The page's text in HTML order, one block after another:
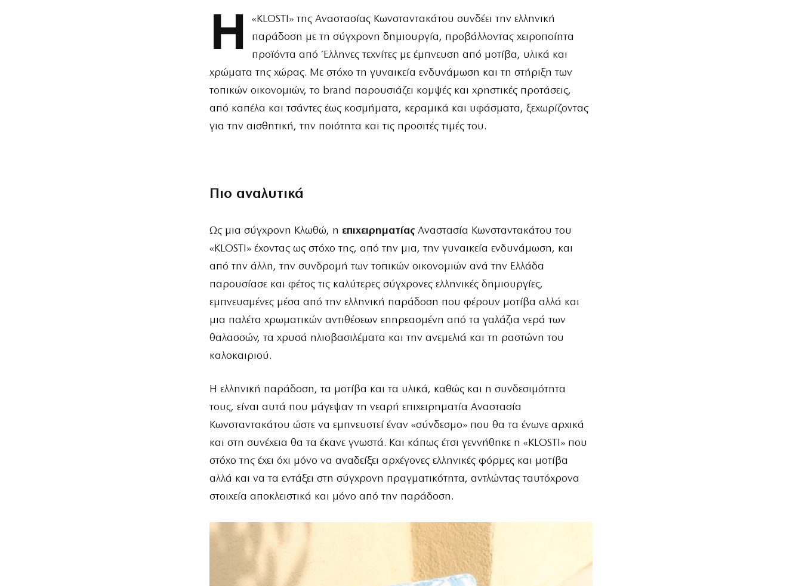
Η
«KLOSTI» της Αναστασίας Κωνσταντακάτου συνδέει την ελληνική
παράδοση με τη σύγχρονη δημιουργία, προβάλλοντας χειροποίητα
προϊόντα από Έλληνες τεχνίτες με έμπνευση από μοτίβα, υλικά και
χρώματα της χώρας. Με στόχο τη γυναικεία ενδυνάμωση και τη στήριξη των
τοπικών οικονομιών, το brand παρουσιάζει κομψές και χρηστικές προτάσεις,
από καπέλα και τσάντες έως κοσμήματα, κεραμικά και υφάσματα, ξεχωρίζοντας
για την αισθητική, την ποιότητα και τις προσιτές τιμές του.
Πιο αναλυτικά
Ως μια σύγχρονη Κλωθώ, η επιχειρηματίας Αναστασία Κωνσταντακάτου του
«KLOSTI» έχοντας ως στόχο της, από την μια, την γυναικεία ενδυνάμωση, και
από την άλλη, την συνδρομή των τοπικών οικονομιών ανά την Ελλάδα
παρουσίασε και φέτος τις καλύτερες σύγχρονες ελληνικές δημιουργίες,
εμπνευσμένες μέσα από την ελληνική παράδοση που φέρουν μοτίβα αλλά και
μια παλέτα χρωματικών αντιθέσεων επηρεασμένη από τα γαλάζια νερά των
θαλασσών, τα χρυσά ηλιοβασιλέματα και την ανεμελιά και τη ραστώνη του
καλοκαιριού.
Η ελληνική παράδοση, τα μοτίβα και τα υλικά, καθώς και η συνδεσιμότητα
τους, είναι αυτά που μάγεψαν τη νεαρή επιχειρηματία Αναστασία
Κωνσταντακάτου ώστε να εμπνευστεί έναν «σύνδεσμο» που θα τα ένωνε αρχικά
και στη συνέχεια θα τα έκανε γνωστά. Και κάπως έτσι γεννήθηκε η «KLOSTI» που
στόχο της έχει όχι μόνο να αναδείξει αρχέγονες ελληνικές φόρμες και μοτίβα
αλλά και να τα εντάξει στη σύγχρονη πραγματικότητα, αντλώντας ταυτόχρονα
στοιχεία αποκλειστικά και μόνο από την παράδοση.